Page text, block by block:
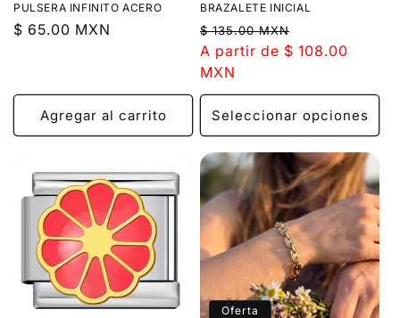
PULSERA INFINITO ACERO
Precio
$ 65.00 MXN
Agregar al carrito
BRAZALETE INICIAL
Precio
habitual
$ 135.00 MXN
de
A partir de $ 108.00
MXN
Seleccionar opciones
Oferta